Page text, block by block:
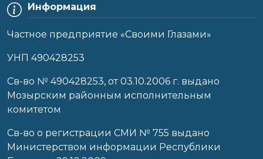
Информация
Частное предприятие «Своими Глазами»
УНП 490428253
Cв-во № 490428253, от 03.10.2006 г. выдано
Мозырским районным исполнительным
комитетом
Св-во о регистрации СМИ № 755 выдано
Министерством информации Республики